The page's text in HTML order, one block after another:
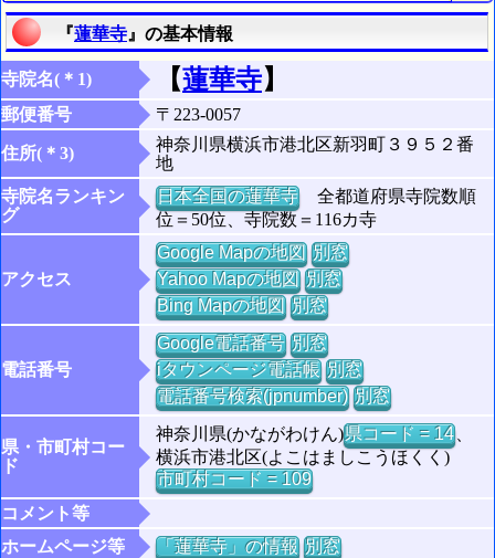
『蓮華寺 』の基本情報
寺院名(＊1) 【蓮華寺】
郵便番号 〒223-0057
住所(＊3)
神奈川県横浜市港北区新羽町３９５２番
地
寺院名ランキン
グ
日本全国の蓮華寺全都道府県寺院数順
位＝50位、寺院数＝116カ寺
アクセス
Google Mapの地図 別窓
Yahoo Mapの地図 別窓
Bing Mapの地図 別窓
電話番号
Google電話番号 別窓
iタウンページ電話帳 別窓
電話番号検索(jpnumber) 別窓
県・市町村コー
ド
神奈川県(かながわけん)県コード = 14、
横浜市港北区(よこはましこうほくく)
市町村コード = 109
コメント等
ホームページ等
「蓮華寺」の情報 別窓